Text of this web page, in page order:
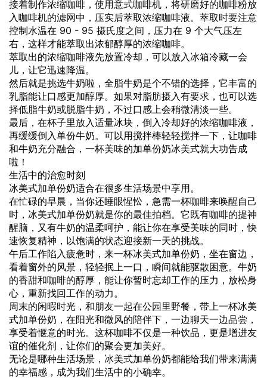
接着制作浓缩咖啡，使用意式咖啡机，将研磨好的咖啡粉放
入咖啡机的滤网中，压实后萃取浓缩咖啡液。萃取时要注意
控制水温在 90 - 95 摄氏度之间，压力在 9 个大气压左
右，这样才能萃取出浓郁醇厚的浓缩咖啡。
萃取出的浓缩咖啡液先放置冷却，可以放入冰箱冷藏一会
儿，让它迅速降温。
然后就是挑选牛奶啦，全脂牛奶是个不错的选择，它丰富的
乳脂能让口感更加醇厚。如果对脂肪摄入有要求，也可以选
择低脂牛奶或脱脂牛奶，不过口感上会稍微清淡一些。
最后，在杯子里放入适量冰块，倒入冷却好的浓缩咖啡液，
再缓缓倒入单份牛奶。可以用搅拌棒轻轻搅拌一下，让咖啡
和牛奶充分融合，一杯美味的加单份奶冰美式就大功告成
啦！
生活中的治愈时刻
冰美式加单份奶适合在很多生活场景中享用。
在忙碌的早晨，当你还睡眼惺忪，急需一杯咖啡来唤醒自己
时，冰美式加单份奶就是你的最佳拍档。它既有咖啡的提神
醒脑，又有牛奶的温柔呵护，能让你在享受美味的同时，快
速恢复精神，以饱满的状态迎接新一天的挑战。
午后工作陷入疲惫时，来一杯冰美式加单份奶，坐在窗边，
看着窗外的风景，轻轻抿上一口，瞬间就能驱散困意。牛奶
的香甜和咖啡的醇厚，能让你暂时忘却工作的压力，放松身
心，重新找回工作的动力。
周末的闲暇时光，和朋友一起在公园里野餐，带上一杯冰美
式加单份奶，在阳光和微风的陪伴下，一边聊天一边品尝，
享受着惬意的时光。这杯咖啡不仅是一种饮品，更是增进友
谊的催化剂，让你们的聚会更加美好。
无论是哪种生活场景，冰美式加单份奶都能给我们带来满满
的幸福感，成为我们生活中的小确幸。